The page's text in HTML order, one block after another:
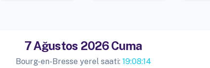
7 Ağustos 2026 Cuma
Bourg-en-Bresse yerel saati: 19:08:14